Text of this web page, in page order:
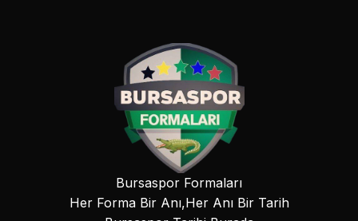
Bursaspor Formaları
Her Forma Bir Anı,Her Anı Bir Tarih